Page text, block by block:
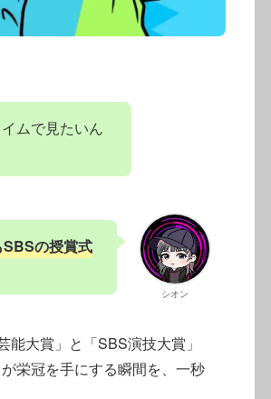
ムで見たいん
シオン
の授賞式
大賞」と「SBS演技大賞」
栄冠を手にする瞬間を、一秒